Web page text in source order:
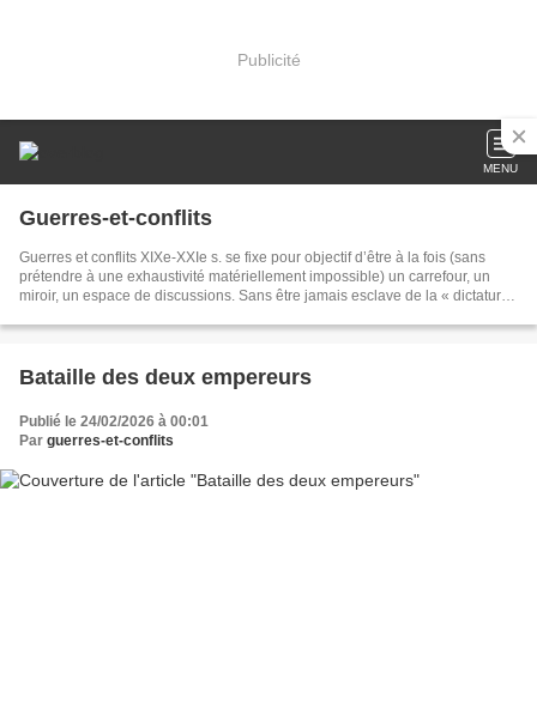
Publicité
MENU
Guerres-et-conflits
Guerres et conflits XIXe-XXIe s. se fixe pour objectif d’être à la fois (sans
prétendre à une exhaustivité matériellement impossible) un carrefour, un
miroir, un espace de discussions. Sans être jamais esclave de la « dictature
possible de toutes les campagnes, de tous les théâtres, souvent dans une
militaire que nous vous invitons.
Bataille des deux empereurs
Publié le 24/02/2026 à 00:01
Par guerres-et-conflits